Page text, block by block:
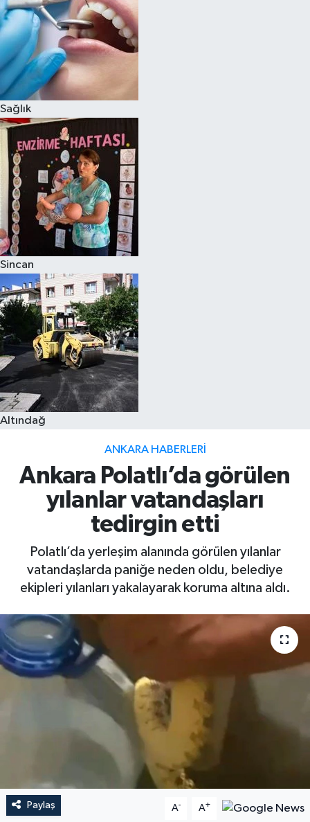
Sağlık
Sincan
Altındağ
ANKARA HABERLERI
Ankara Polatlı’da görülen
yılanlar vatandaşları
tedirgin etti
Polatlı’da yerleşim alanında görülen yılanlar
vatandaşlarda paniğe neden oldu, belediye
ekipleri yılanları yakalayarak koruma altına aldı.
Paylaş A- A+